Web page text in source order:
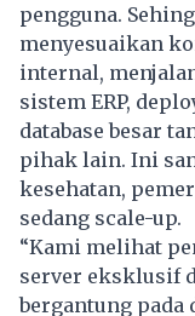
pengguna.
menyesuaikan
internal,
sistem ERP,
database besar
pihak lain. Ini
kesehatan,
sedang scale-up.
“Kami melihat
server eksklusif
bergantung pada